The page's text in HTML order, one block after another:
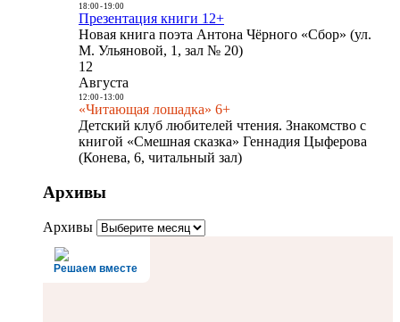
18:00- 19:00
Презентация книги 12+
Новая книга поэта Антона Чёрного «Сбор» (ул.
М. Ульяновой, 1, зал № 20)
12
Августа
12:00- 13:00
«Читающая лошадка» 6+
Детский клуб любителей чтения. Знакомство с
книгой «Смешная сказка» Геннадия Цыферова
(Конева, 6, читальный зал)
Архивы
Архивы
Решаем вместе